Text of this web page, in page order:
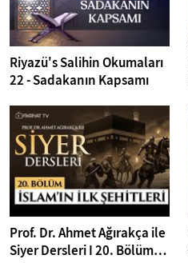
Riyazü's Salihin Okumaları
22 - Sadakanın Kapsamı
Prof. Dr. Ahmet Ağırakça ile
Siyer Dersleri I 20. Bölüm: